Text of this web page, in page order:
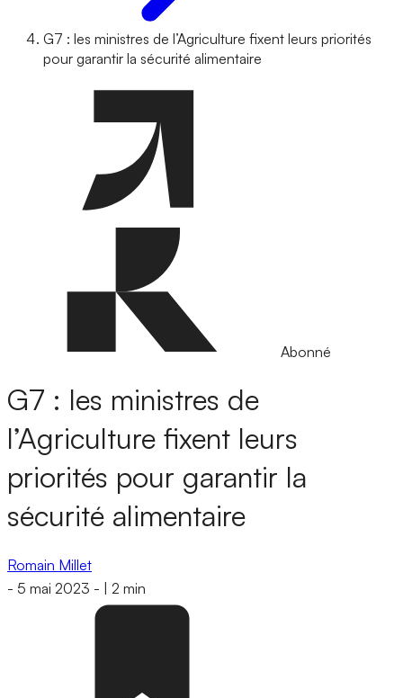
G7 : les ministres de l’Agriculture fixent leurs priorités
pour garantir la sécurité alimentaire
Abonné
G7 : les ministres de
l’Agriculture fixent leurs
priorités pour garantir la
sécurité alimentaire
Romain Millet
- 5 mai 2023 - 2 min